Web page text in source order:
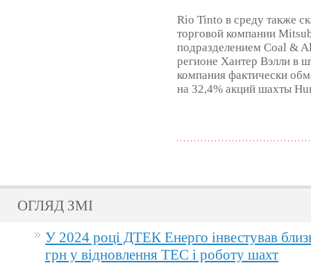
Rio Tinto в среду также
торговой компании
подразделением Coal &
регионе Хантер Вэлли в
компания фактически
на 32,4% акций шахты
ОГЛЯД ЗМІ
У 2024 році ДТЕК Енерго інвестував
грн у відновлення ТЕС і роботу шахт